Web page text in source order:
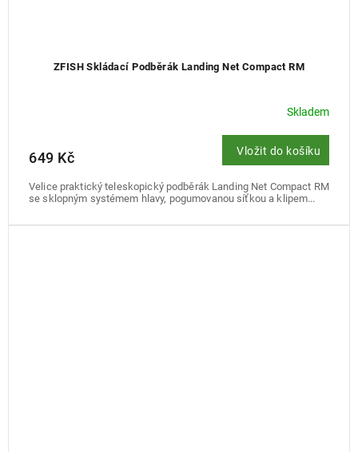
ZFISH Skládací Podběrák Landing Net Compact RM
Skladem
649 Kč Vložit do košíku
Velice praktický teleskopický podběrák Landing Net Compact RM
se sklopným systémem hlavy, pogumovanou síťkou a klipem...